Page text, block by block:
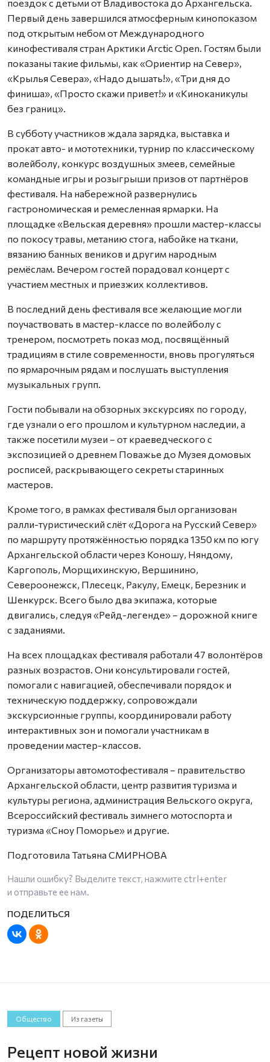
поездок с детьми от Владивостока до Архангельска.
Первый день завершился атмосферным кинопоказом
под открытым небом от Международного
кинофестиваля стран Арктики Arctic Open. Гостям были
показаны такие фильмы, как «Ориентир на Север»,
«Крылья Севера», «Надо дышать!», «Три дня до
финиша», «Просто скажи привет!» и «Киноканикулы
без границ».
В субботу участников ждала зарядка, выставка и
прокат авто- и мототехники, турнир по классическому
волейболу, конкурс воздушных змеев, семейные
командные игры и розыгрыши призов от партнёров
фестиваля. На набережной развернулись
гастрономическая и ремесленная ярмарки. На
площадке «Вельская деревня» прошли мастер-классы
по покосу травы, метанию стога, набойке на ткани,
вязанию банных веников и другим народным
ремёслам. Вечером гостей порадовал концерт с
участием местных и приезжих коллективов.
В последний день фестиваля все желающие могли
поучаствовать в мастер-классе по волейболу с
тренером, посмотреть показ мод, посвящённый
традициям в стиле современности, вновь прогуляться
по ярмарочным рядам и послушать выступления
музыкальных групп.
Гости побывали на обзорных экскурсиях по городу,
где узнали о его прошлом и культурном наследии, а
также посетили музеи – от краеведческого с
экспозицией о древнем Поважье до Музея домовых
росписей, раскрывающего секреты старинных
мастеров.
Кроме того, в рамках фестиваля был организован
ралли-туристический слёт «Дорога на Русский Север»
по маршруту протяжённостью порядка 1350 км по югу
Архангельской области через Коношу, Няндому,
Каргополь, Морщихинскую, Вершинино,
Североонежск, Плесецк, Ракулу, Емецк, Березник и
Шенкурск. Всего было два экипажа, которые
двигались, следуя «Рейд-легенде» – дорожной книге
с заданиями.
На всех площадках фестиваля работали 47 волонтёров
разных возрастов. Они консультировали гостей,
помогали с навигацией, обеспечивали порядок и
техническую поддержку, сопровождали
экскурсионные группы, координировали работу
интерактивных зон и помогали участникам в
проведении мастер-классов.
Организаторы автомотофестиваля – правительство
Архангельской области, центр развития туризма и
культуры региона, администрация Вельского округа,
Всероссийский фестиваль зимнего мотоспорта и
туризма «Сноу Поморье» и другие.
Подготовила Татьяна СМИРНОВА
Нашли ошибку? Выделите текст, нажмите ctrl+enter
и отправьте ее нам.
Общество Из газеты
Рецепт новой жизни